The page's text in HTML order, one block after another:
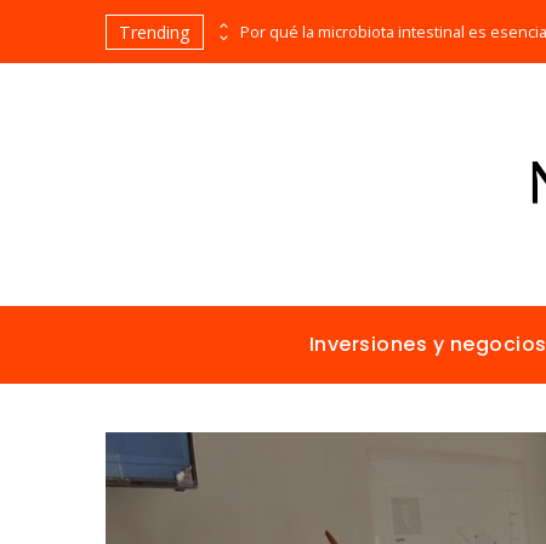
Trending Las 15 misiones espaciales fundamentales en la historia de la humanidad
Inversiones y negocios